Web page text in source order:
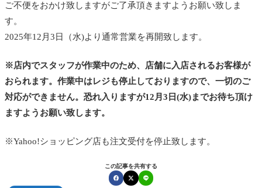
ご不便をおかけ致しますがご了承頂きますようお願い致しま
す。
2025年12月3日（水)より通常営業を再開致します。
※店内でスタッフが作業中のため、店舗に入店されるお客様が
おられます。作業中はレジも停止しておりますので、一切のご
対応ができません。恐れ入りますが12月3日(水)までお待ち頂け
ますようお願い致します。
※Yahoo!ショッピング店も注文受付を停止致します。
この記事を共有する